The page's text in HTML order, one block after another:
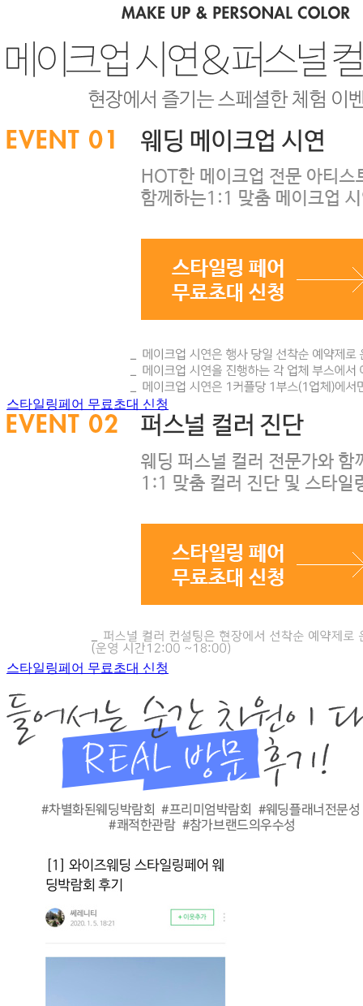
스타일링페어 무료초대 신청
스타일링페어 무료초대 신청